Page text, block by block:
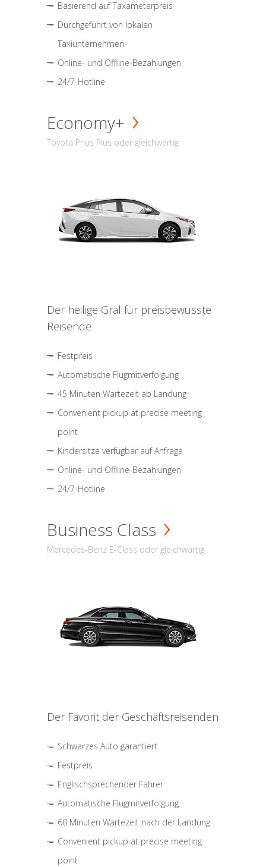
Basierend auf Taxameterpreis
Durchgeführt von lokalen
Taxiunternehmen
Online- und Offline-Bezahlungen
24/7-Hotline
Economy+
Toyota Prius Plus oder gleichwertig
Der heilige Gral für preisbewusste
Reisende
Festpreis
Automatische Flugmitverfolgung
45 Minuten Wartezeit ab Landung
Convenient pickup at precise meeting
point
Kindersitze verfügbar auf Anfrage
Online- und Offline-Bezahlungen
24/7-Hotline
Business Class
Mercedes-Benz E-Class oder gleichwärtig
Der Favorit der Geschäftsreisenden
Schwarzes Auto garantiert
Festpreis
Englischsprechender Fahrer
Automatische Flugmitverfolgung
60 Minuten Wartezeit nach der Landung
Convenient pickup at precise meeting
point